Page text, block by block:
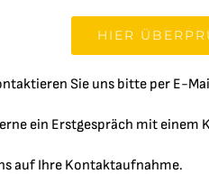
HIER
Sie uns bitte per E-
ein Erstgespräch mit einem
auf Ihre Kontaktaufnahme.